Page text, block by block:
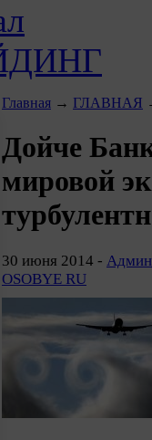
Главная → ГЛАВНАЯ
Дойче
мировой
30 июня 2014 -
OSOBYE RU